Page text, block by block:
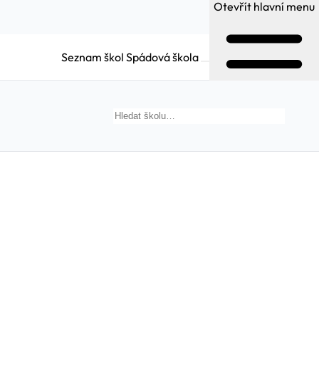
Seznam škol Spádová škola
Otevřít hlavní menu